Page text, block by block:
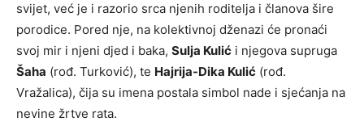
svijet, već je i razorio srca njenih roditelja i članova šire
porodice. Pored nje, na kolektivnoj dženazi će pronaći
svoj mir i njeni djed i baka, Sulja Kulić i njegova supruga
Šaha (rođ. Turković), te Hajrija-Dika Kulić (rođ.
Vražalica), čija su imena postala simbol nade i sjećanja na
nevine žrtve rata.